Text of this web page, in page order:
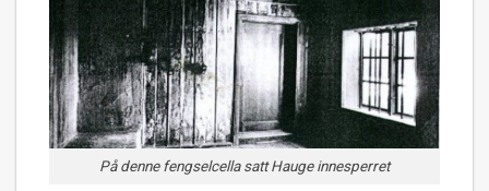
På denne fengselcella satt Hauge innesperret